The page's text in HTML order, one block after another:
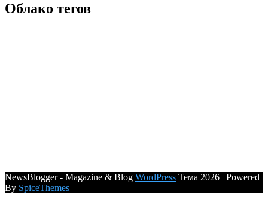
Облако тегов
NewsBlogger - Magazine & Blog WordPress Тема 2026 | Powered
By SpiceThemes